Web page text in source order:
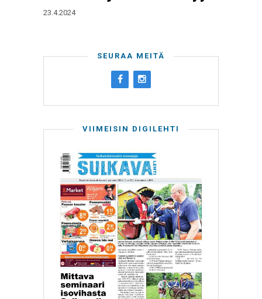
23.4.2024
SEURAA MEITÄ
VIIMEISIN DIGILEHTI